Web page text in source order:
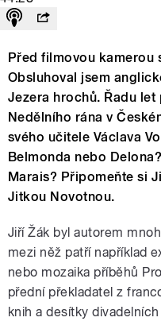
Před filmovou kamerou
Obsluhoval jsem
Jezera hrochů. Řadu
Nedělního rána v
svého učitele Václava
Belmonda nebo
Marais? Připomeňte si
Jitkou Novotnou.
Jiří Žák byl autorem
mezi něž patří například
nebo mozaika příběhů
přední překladatel z
knih a desítky divadelních